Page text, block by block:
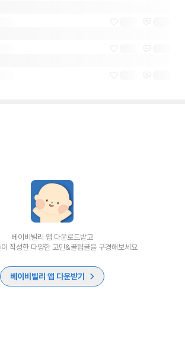
베이비빌리 앱 다운로드받고
작성한 다양한 고민&꿀팁글을 구경해보세요
베이비빌리 앱 다운받기